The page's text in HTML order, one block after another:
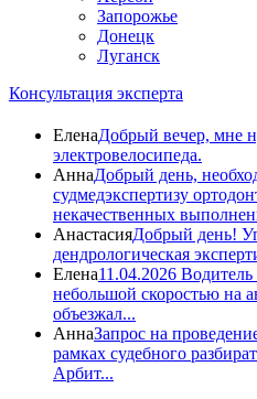
Запорожье
Донецк
Луганск
Консультация эксперта
ЕленаДобрый вечер, мне
электровелосипеда.
АннаДобрый день,
судмедэкспертизу
некачественных
АнастасияДобрый день!
дендрологическая
Елена11.04.2026
небольшой скоростью на
объезжал...
АннаЗапрос на
рамках судебного
Арбит...